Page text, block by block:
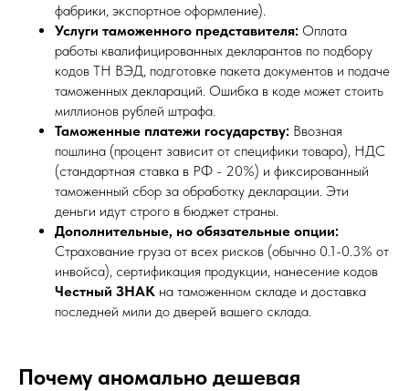
фабрики, экспортное оформление).
Услуги таможенного представителя: Оплата
работы квалифицированных декларантов по подбору
кодов ТН ВЭД, подготовке пакета документов и подаче
таможенных деклараций. Ошибка в коде может стоить
миллионов рублей штрафа.
Таможенные платежи государству: Ввозная
пошлина (процент зависит от специфики товара), НДС
(стандартная ставка в РФ - 20%) и фиксированный
таможенный сбор за обработку декларации. Эти
деньги идут строго в бюджет страны.
Дополнительные, но обязательные опции:
Страхование груза от всех рисков (обычно 0.1-0.3% от
инвойса), сертификация продукции, нанесение кодов
Честный ЗНАК на таможенном складе и доставка
последней мили до дверей вашего склада.
Почему аномально дешевая